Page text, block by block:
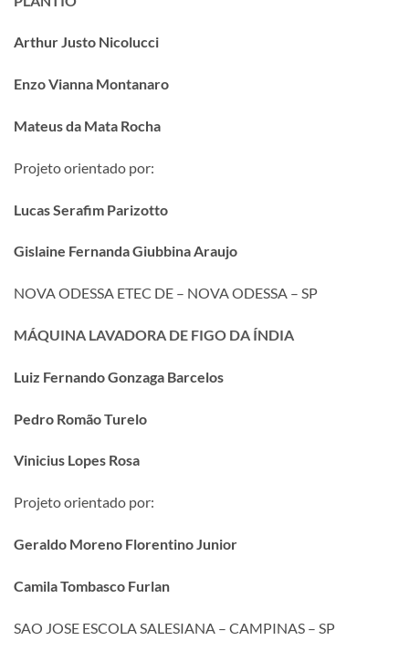
Arthur Justo Nicolucci
Enzo Vianna Montanaro
Mateus da Mata Rocha
Projeto orientado por:
Lucas Serafim Parizotto
Gislaine Fernanda Giubbina Araujo
NOVA ODESSA ETEC DE – NOVA ODESSA – SP
MÁQUINA LAVADORA DE FIGO DA ÍNDIA
Luiz Fernando Gonzaga Barcelos
Pedro Romão Turelo
Vinicius Lopes Rosa
Projeto orientado por:
Geraldo Moreno Florentino Junior
Camila Tombasco Furlan
SAO JOSE ESCOLA SALESIANA – CAMPINAS – SP